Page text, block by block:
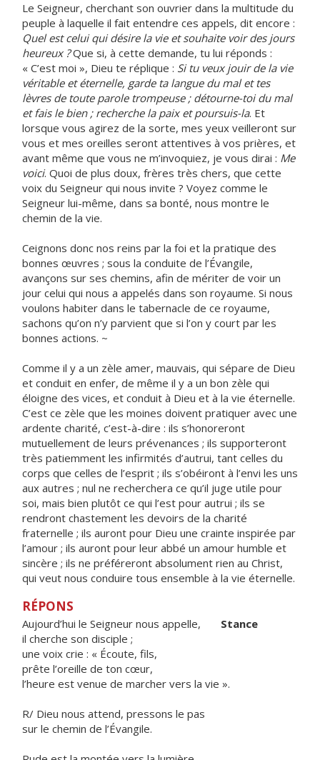
Le Seigneur, cherchant son ouvrier dans la multitude du
peuple à laquelle il fait entendre ces appels, dit encore :
Quel est celui qui désire la vie et souhaite voir des jours
heureux ?Que si, à cette demande, tu lui réponds :
« C’est moi », Dieu te réplique : Si tu veux jouir de la vie
véritable et éternelle, garde ta langue du mal et tes
lèvres de toute parole trompeuse ; détourne-toi du mal
et fais le bien ; recherche la paix et poursuis-la. Et
lorsque vous agirez de la sorte, mes yeux veilleront sur
vous et mes oreilles seront attentives à vos prières, et
avant même que vous ne m’invoquiez, je vous dirai : Me
voici. Quoi de plus doux, frères très chers, que cette
voix du Seigneur qui nous invite ? Voyez comme le
Seigneur lui-même, dans sa bonté, nous montre le
chemin de la vie.
Ceignons donc nos reins par la foi et la pratique des
bonnes œuvres ; sous la conduite de l’Évangile,
avançons sur ses chemins, afin de mériter de voir un
jour celui qui nous a appelés dans son royaume. Si nous
voulons habiter dans le tabernacle de ce royaume,
sachons qu’on n’y parvient que si l’on y court par les
bonnes actions. ~
Comme il y a un zèle amer, mauvais, qui sépare de Dieu
et conduit en enfer, de même il y a un bon zèle qui
éloigne des vices, et conduit à Dieu et à la vie éternelle.
C’est ce zèle que les moines doivent pratiquer avec une
ardente charité, c’est-à-dire : ils s’honoreront
mutuellement de leurs prévenances ; ils supporteront
très patiemment les infirmités d’autrui, tant celles du
corps que celles de l’esprit ; ils s’obéiront à l’envi les uns
aux autres ; nul ne recherchera ce qu’il juge utile pour
soi, mais bien plutôt ce qui l’est pour autrui ; ils se
rendront chastement les devoirs de la charité
fraternelle ; ils auront pour Dieu une crainte inspirée par
l’amour ; ils auront pour leur abbé un amour humble et
sincère ; ils ne préféreront absolument rien au Christ,
qui veut nous conduire tous ensemble à la vie éternelle.
RÉPONS
Aujourd’hui le Seigneur nous appelle, Stance
il cherche son disciple ;
une voix crie : « Écoute, fils,
prête l’oreille de ton cœur,
l’heure est venue de marcher vers la vie ».
R/ Dieu nous attend, pressons le pas
sur le chemin de l’Évangile.